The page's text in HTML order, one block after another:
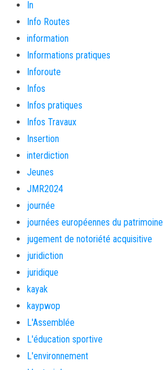
In
Info Routes
information
Informations pratiques
Inforoute
Infos
Infos pratiques
Infos Travaux
Insertion
interdiction
Jeunes
JMR2024
journée
journées européennes du patrimoine
jugement de notoriété acquisitive
juridiction
juridique
kayak
kaypwop
L'Assemblée
L'éducation sportive
L'environnement